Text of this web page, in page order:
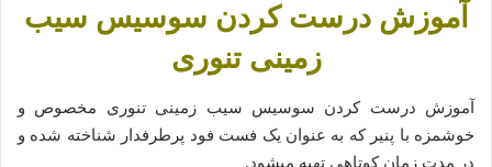
آموزش درست کردن سوسیس سیب
زمینیتنوری
آموزش درست کردن سوسیس سیب زمینی تنوری مخصوص و
خوشمزه با پنیر که به عنوان یک فست فود پرطرفدار شناخته شده و
در مدت زمان کوتاهی تهیه میشود.